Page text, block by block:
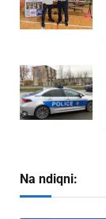
Na ndiqni: